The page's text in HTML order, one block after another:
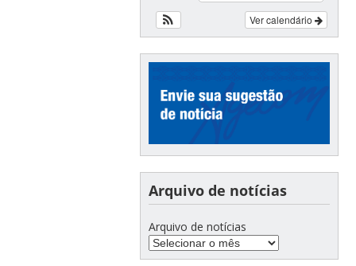
Ver calendário
Arquivo de notícias
Arquivo de notícias